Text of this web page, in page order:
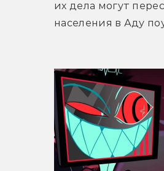
их дела могут
населения в Аду